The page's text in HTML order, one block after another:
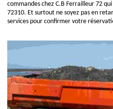
commandes chez C.B Ferrailleur 72
72310. Et surtout ne soyez pas en
services pour confirmer votre